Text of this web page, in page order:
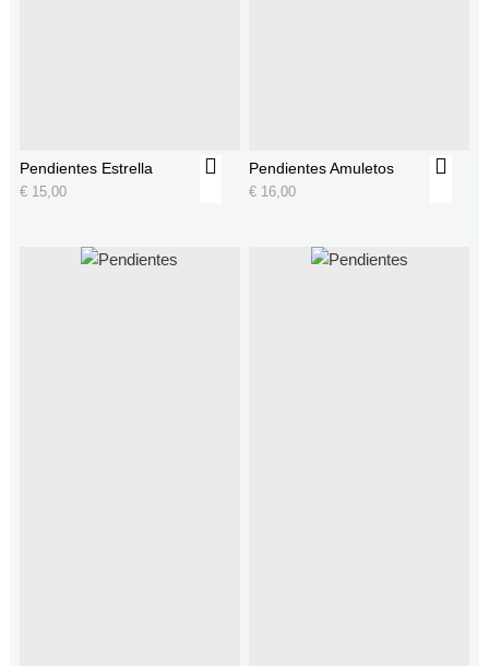
Pendientes Estrella
€15,00
Pendientes Amuletos
€ 16,00